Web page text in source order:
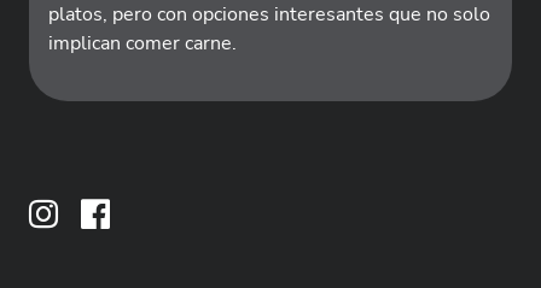
platos, pero con opciones interesantes que no solo
implican comer carne.